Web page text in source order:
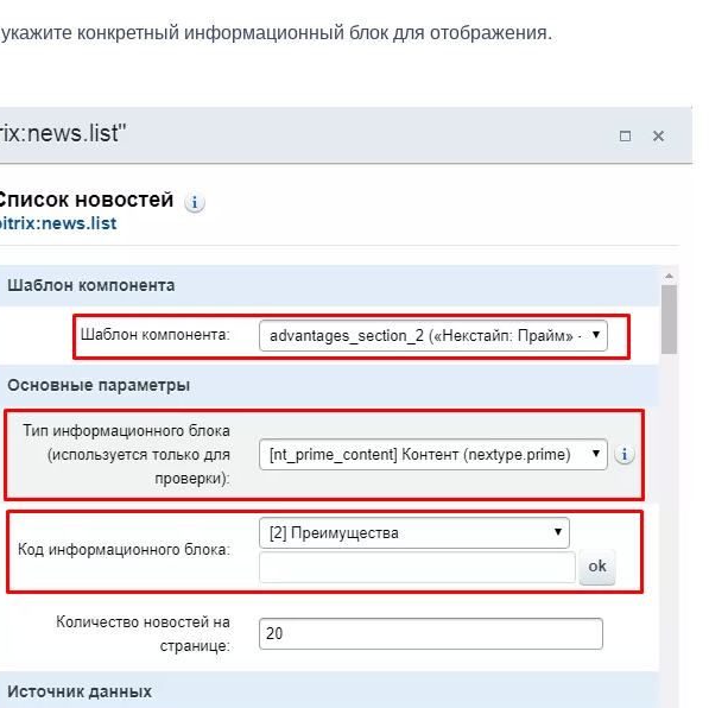
укажите конкретный информационный блок для отображения.